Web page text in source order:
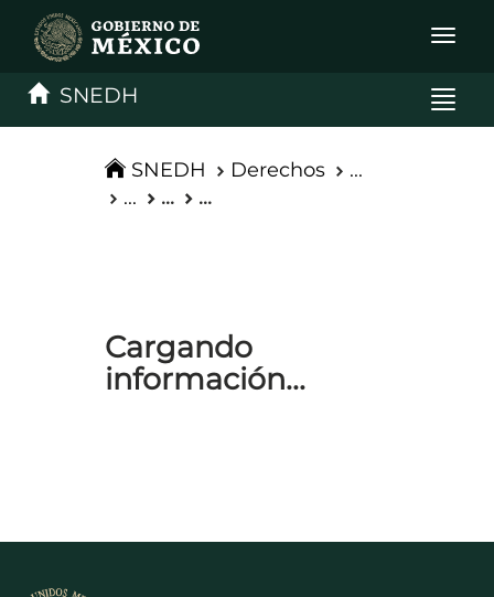
de
SNEDH
SNEDH Derechos
...
...
... ...
Cargando
información...